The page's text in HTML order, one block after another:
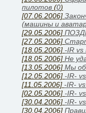
пилотов (0)
[07.06.2006]
(машины и
[29.05.2006]
[27.05.2006]
[18.05.2006] -IR vs
[18.05.2006] Не
[13.05.2006] Мы
[12.05.2006] -IR-
[11.05.2006] -IR-
[02.05.2006] -IR-
[30.04.2006] -IR-
[30.04.2006]